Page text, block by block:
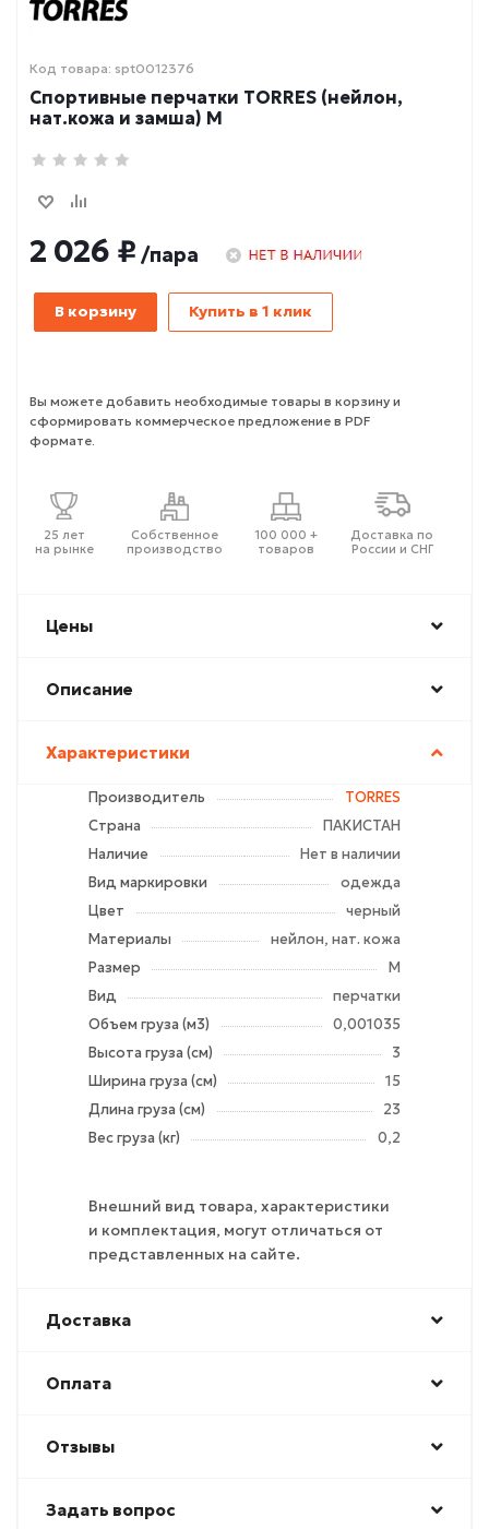
Код товара: spt0012376
Спортивные перчатки TORRES (нейлон,
нат.кожа и замша) M
2 026 ₽ /пара
В корзину Купить в 1 клик
Вы можете добавить необходимые товары в корзину и
сформировать коммерческое предложение в PDF
формате.
25 лет
на рынке
Собственное
производство
100 000 +
товаров
Доставка по
России и СНГ
Цены
Описание
Характеристики
Производитель
TORRES
Страна
ПАКИСТАН
Наличие
Нет в наличии
Вид маркировки
одежда
Цвет
черный
Материалы
нейлон, нат. кожа
Размер
M
Вид
перчатки
Объем груза (м3)
0,001035
Высота груза (см)
3
Ширина груза (см)
15
Длина груза (см)
23
Вес груза (кг)
0,2
Внешний вид товара, характеристики
и комплектация, могут отличаться от
представленных на сайте.
Доставка
Оплата
Отзывы
Задать вопрос